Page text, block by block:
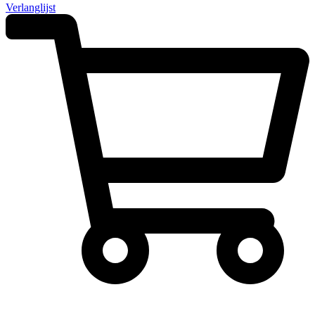
Verlanglijst